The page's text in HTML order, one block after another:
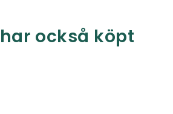
också köpt